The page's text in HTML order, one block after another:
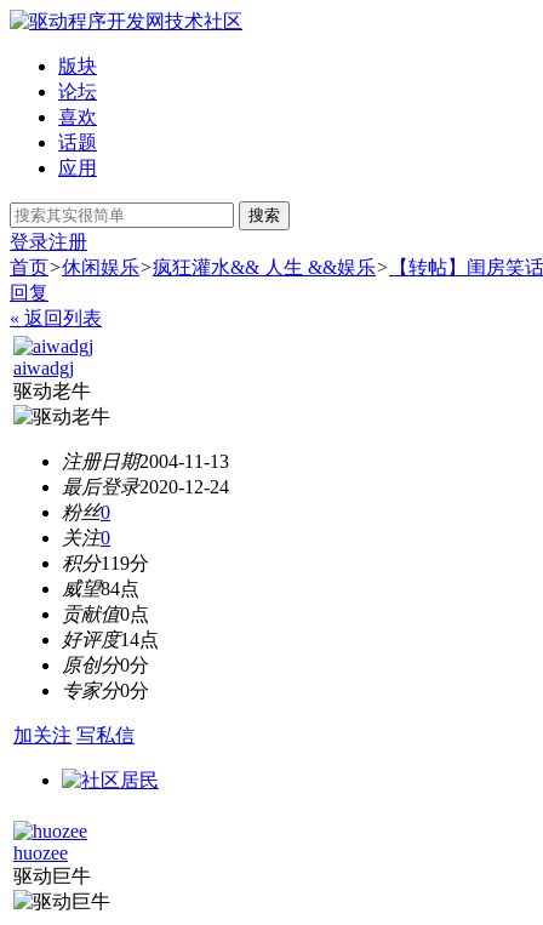
版块
论坛
喜欢
话题
应用
搜索
登录注册
首页>休闲娱乐>疯狂灌水&& 人生 &&娱乐> 【转帖】闺房笑
回复
« 返回列表
aiwadgj
驱动老牛
注册日期2004-11-13
最后登录2020-12-24
粉丝0
关注0
积分119分
威望84点
贡献值0点
好评度14点
原创分0分
专家分0分
加关注 写私信
huozee
驱动巨牛